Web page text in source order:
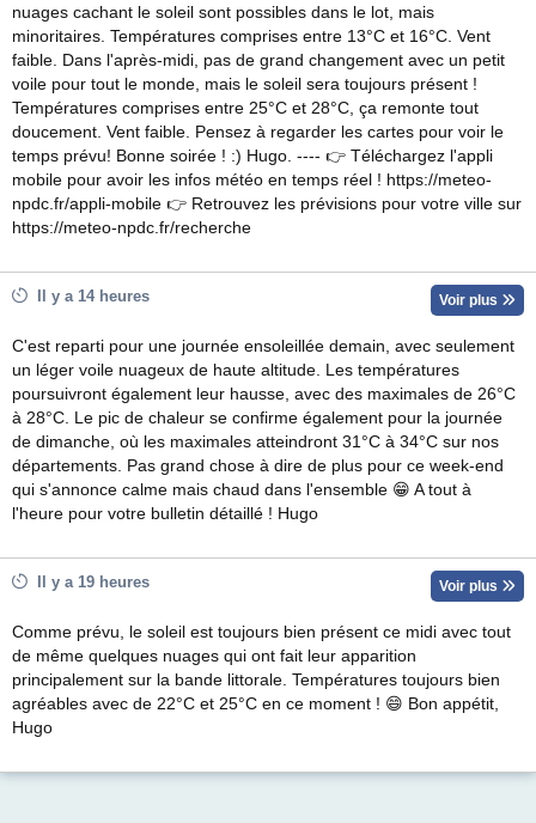
nuages cachant le soleil sont possibles dans le lot, mais
minoritaires. Températures comprises entre 13°C et 16°C. Vent
faible. Dans l'après-midi, pas de grand changement avec un petit
voile pour tout le monde, mais le soleil sera toujours présent !
Températures comprises entre 25°C et 28°C, ça remonte tout
doucement. Vent faible. Pensez à regarder les cartes pour voir le
temps prévu! Bonne soirée ! :) Hugo. ---- 👉 Téléchargez l'appli
mobile pour avoir les infos météo en temps réel ! https://meteo-
npdc.fr/appli-mobile 👉 Retrouvez les prévisions pour votre ville sur
https://meteo-npdc.fr/recherche
Il y a 14 heures Voir plus
C'est reparti pour une journée ensoleillée demain, avec seulement
un léger voile nuageux de haute altitude. Les températures
poursuivront également leur hausse, avec des maximales de 26°C
à 28°C. Le pic de chaleur se confirme également pour la journée
de dimanche, où les maximales atteindront 31°C à 34°C sur nos
départements. Pas grand chose à dire de plus pour ce week-end
qui s'annonce calme mais chaud dans l'ensemble 😁 A tout à
l'heure pour votre bulletin détaillé ! Hugo
Il y a 19 heures Voir plus
Comme prévu, le soleil est toujours bien présent ce midi avec tout
de même quelques nuages qui ont fait leur apparition
principalement sur la bande littorale. Températures toujours bien
agréables avec de 22°C et 25°C en ce moment ! 😄 Bon appétit,
Hugo